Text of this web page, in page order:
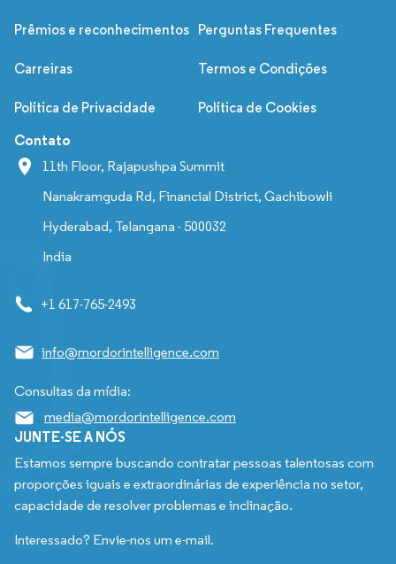
Prêmios e reconhecimentos Perguntas Frequentes
Carreiras Termos e Condições
Política de Privacidade Política de Cookies
Contato
11th Floor, Rajapushpa Summit
Nanakramguda Rd, Financial District, Gachibowli
Hyderabad, Telangana - 500032
India
+1 617-765-2493
info@mordorintelligence.com
Consultas da mídia:
media@mordorintelligence.com
JUNTE-SE A NÓS
Estamos sempre buscando contratar pessoas talentosas com
proporções iguais e extraordinárias de experiência no setor,
capacidade de resolver problemas e inclinação.
Interessado? Envie-nos um e-mail.